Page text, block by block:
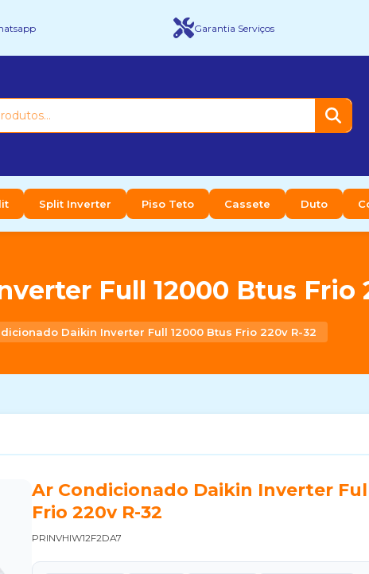
Garantia Serviços
Split Inverter Piso Teto Cassete Duto
Full 12000 Btus Frio
Daikin Inverter Full 12000 Btus Frio 220v R-32
Ar Condicionado Daikin Inverter
Frio 220v R-32
PRINVHIW12F2DA7